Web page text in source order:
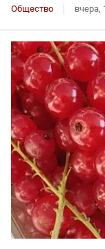
Общество вчера,